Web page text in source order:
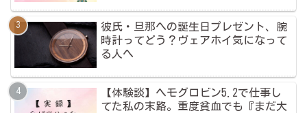
彼氏・旦那への誕生日プレゼント、腕
時計ってどう？ヴェアホイ気になって
る人へ
【体験談】ヘモグロビン5.2で仕事し
てた私の末路。重度貧血でも『まだ大